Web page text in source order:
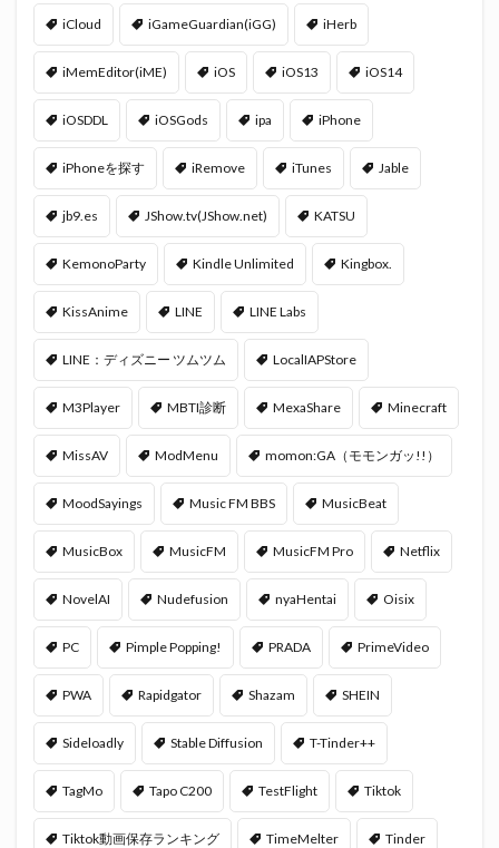
iCloud iGameGuardian(iGG) iHerb
iMemEditor(iME) iOS iOS13 iOS14
iOSDDL iOSGods ipa iPhone
iPhoneを探す iRemove iTunes Jable
jb9.es JShow.tv(JShow.net) KATSU
KemonoParty Kindle Unlimited Kingbox.
KissAnime LINE LINE Labs
LINE：ディズニー ツムツム LocalIAPStore
M3Player MBTI診断 MexaShare Minecraft
MissAV ModMenu momon:GA（モモンガッ!!）
MoodSayings Music FM BBS MusicBeat
MusicBox MusicFM MusicFM Pro Netflix
NovelAI Nudefusion nyaHentai Oisix
PC Pimple Popping! PRADA PrimeVideo
PWA Rapidgator Shazam SHEIN
Sideloadly Stable Diffusion T-Tinder++
TagMo Tapo C200 TestFlight Tiktok
Tiktok動画保存ランキング TimeMelter Tinder